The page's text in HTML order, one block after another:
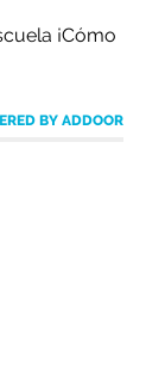
¡Cómo
BY ADDOOR